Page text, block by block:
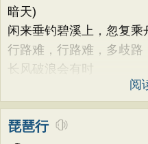
暗天)
闲来垂钓碧溪上，忽复
行路难，行路难，多歧路
长风破浪会有时
阅
琵琶行